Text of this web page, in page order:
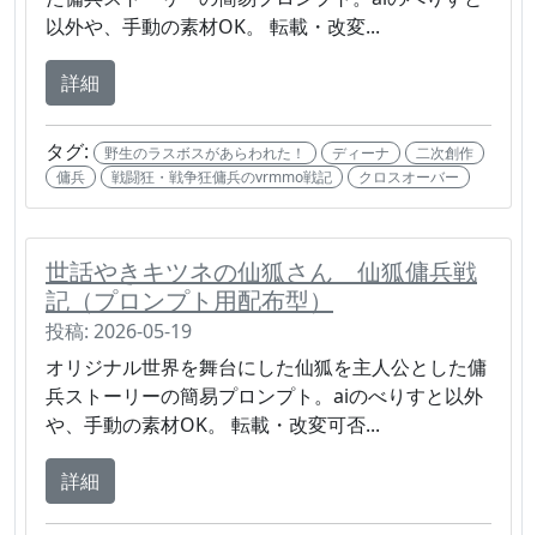
以外や、手動の素材OK。 転載・改変...
詳細
タグ: 野生のラスボスがあらわれた！ ディーナ
二次創作
傭兵
戦闘狂・戦争狂傭兵のvrmmo戦記 クロスオーバー
世話やきキツネの仙狐さん 仙狐傭兵戦
記（プロンプト用配布型）
投稿: 2026-05-19
オリジナル世界を舞台にした仙狐を主人公とした傭
兵ストーリーの簡易プロンプト。aiのべりすと以外
や、手動の素材OK。 転載・改変可否...
詳細